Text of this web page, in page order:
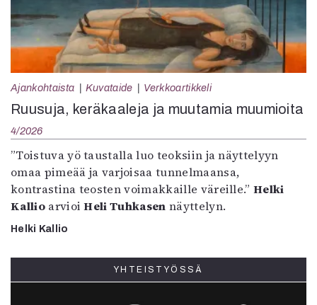
Ajankohtaista Kuvataide Verkkoartikkeli
Ruusuja, keräkaaleja ja muutamia muumioita
4/2026
”Toistuva yö taustalla luo teoksiin ja näyttelyyn
omaa pimeää ja varjoisaa tunnelmaansa,
kontrastina teosten voimakkaille väreille.”Helki
KallioarvioiHeli Tuhkasen näyttelyn.
Helki Kallio
YHTEISTYÖSSÄ